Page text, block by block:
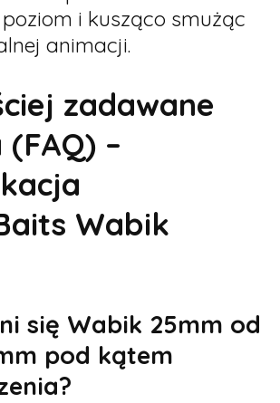
i kusząco smużąc
animacji.
zadawane
–
Wabik
się Wabik 25mm od
pod kątem